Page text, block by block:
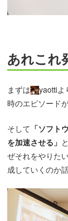
あれこれ
まずは
yaottiよ
時のエピソード
そして 「ソフト
を加速させる」
ぜそれをやりた
成していくのか